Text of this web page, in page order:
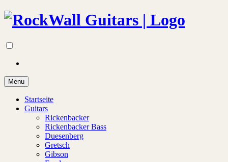
Menu
Startseite
Guitars
Rickenbacker
Rickenbacker Bass
Duesenberg
Gretsch
Gibson